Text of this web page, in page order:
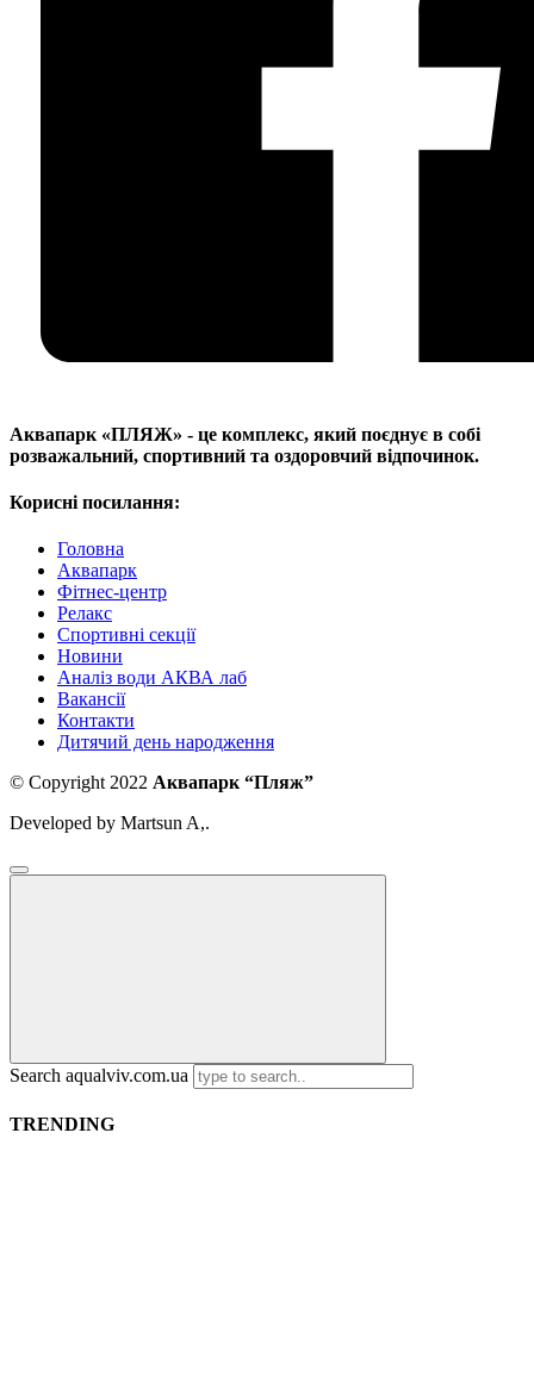
Аквапарк «ПЛЯЖ» - це комплекс, який поєднує в собі
розважальний, спортивний та оздоровчий відпочинок.
Корисні посилання:
Головна
Аквапарк
Фітнес-центр
Релакс
Спортивні секції
Новини
Аналіз води АКВА лаб​
Вакансії
Контакти
Дитячий день народження
© Copyright 2022 Аквапарк “Пляж”
Developed by Martsun A,.
Search aqualviv.com.ua
TRENDING